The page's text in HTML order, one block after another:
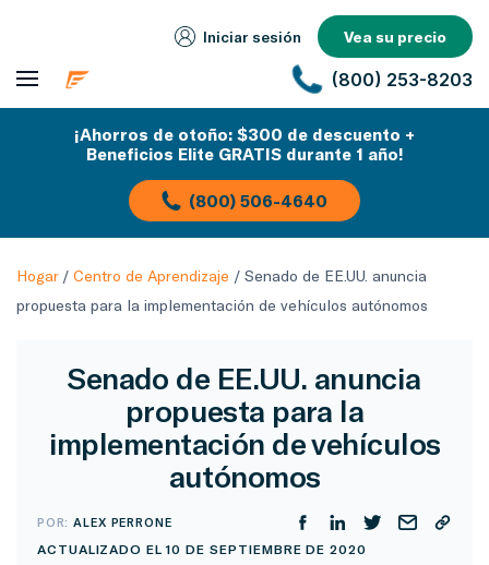
Iniciar sesión Vea su precio
(800) 253-8203
¡Ahorros de otoño: $300 de descuento +
Beneficios Elite GRATIS durante 1 año!
(800) 506-4640
Hogar/ Centro de Aprendizaje / Senado de EE.UU. anuncia
propuesta para la implementación de vehículos autónomos
Senado de EE.UU. anuncia
propuesta para la
implementación de vehículos
autónomos
POR:ALEX PERRONE
ACTUALIZADO EL 10 DE SEPTIEMBRE DE 2020